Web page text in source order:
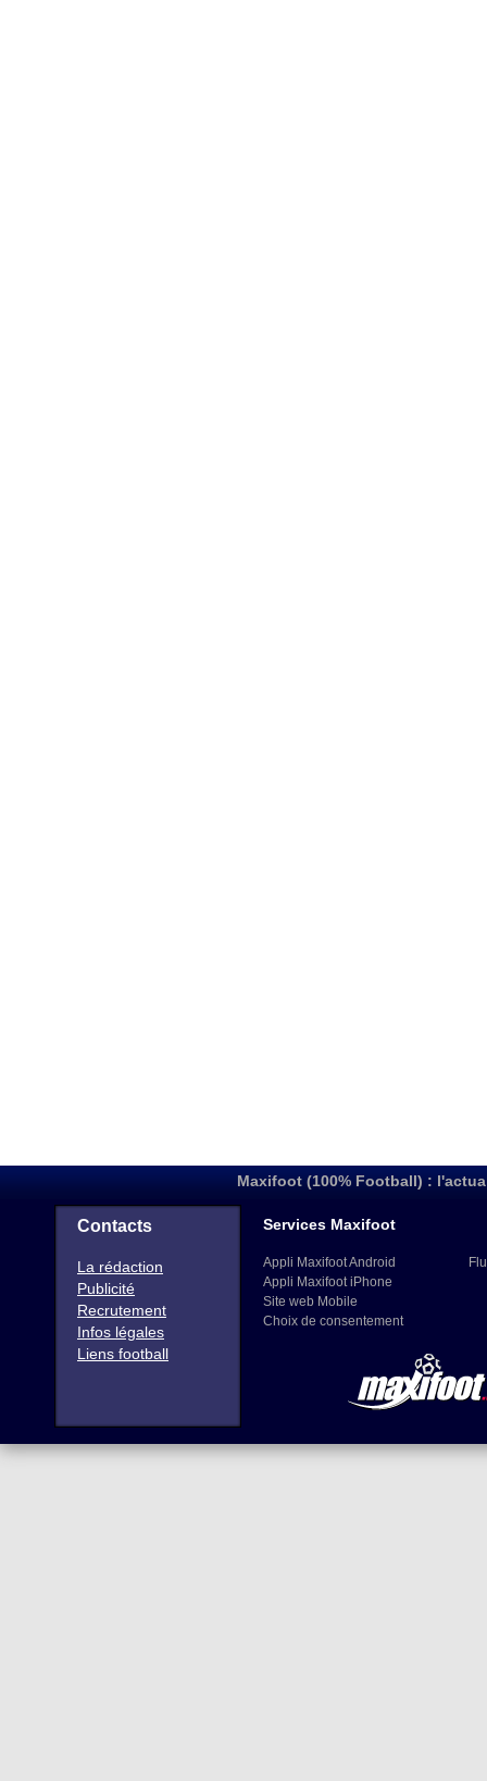
Maxifoot (100% Football) :
Contacts
La rédaction
Publicité
Recrutement
Infos légales
Liens football
Services Maxifoot
Appli Maxifoot Android
Appli Maxifoot iPhone
Site web Mobile
Choix de consentement